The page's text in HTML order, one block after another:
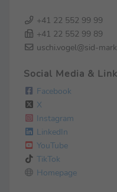
+41 22 552 99 99
+41 22 552 99 89
uschi.vogel@sid-
Social Media &
Facebook
X
Instagram
LinkedIn
YouTube
TikTok
Homepage